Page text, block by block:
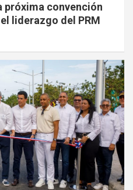
próxima convención
liderazgo del PRM